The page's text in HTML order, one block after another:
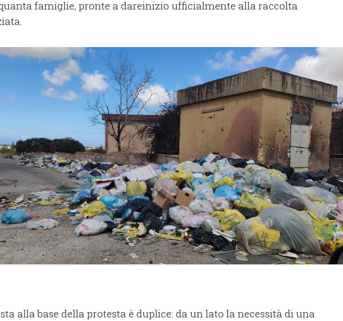
famiglie, pronte a dareinizio ufficialmente alla raccolta
alla base della protesta è duplice: da un lato la necessità di una